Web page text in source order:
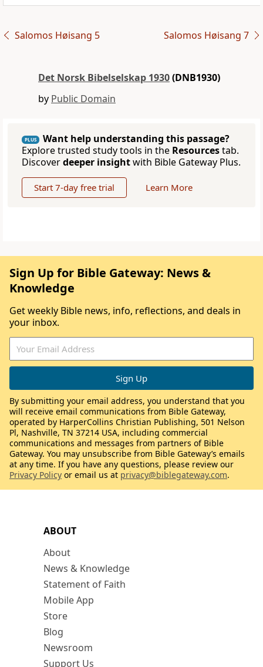
Salomos Høisang 5 Salomos Høisang 7
Det Norsk Bibelselskap 1930(DNB1930)
by Public Domain
PLUS
Want help understanding this passage?
Explore trusted study tools in the Resourcestab.
Discoverdeeper insightwith Bible Gateway Plus.
Start 7-day free trial Learn More
ABOUT
About
News & Knowledge
Statement of Faith
Mobile App
Store
Blog
Newsroom
Support Us
Sign Up for Bible Gateway: News &
Knowledge
Get weekly Bible news, info, reflections, and deals in
your inbox.
By submitting your email address, you understand that you
will receive email communications from Bible Gateway,
operated by HarperCollins Christian Publishing, 501 Nelson
Pl, Nashville, TN 37214 USA, including commercial
communications and messages from partners of Bible
Gateway. You may unsubscribe from Bible Gateway’s emails
at any time. If you have any questions, please review our
Privacy Policy or email us at privacy@biblegateway.com.